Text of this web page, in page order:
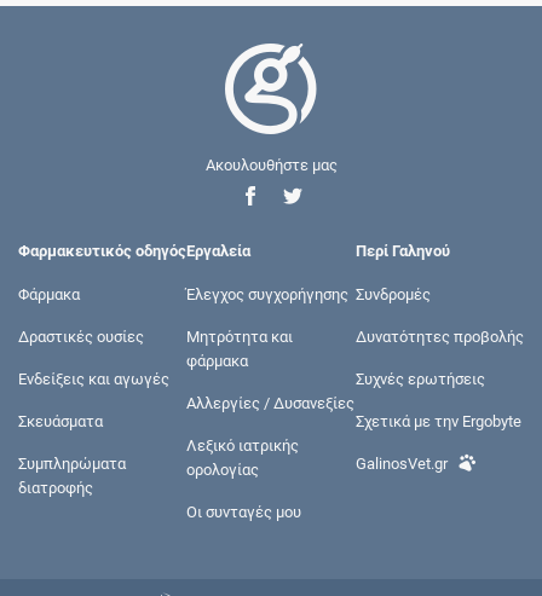
Ακουλουθήστε μας
Φαρμακευτικός οδηγός
Φάρμακα
Δραστικές ουσίες
Ενδείξεις και αγωγές
Σκευάσματα
Συμπληρώματα
διατροφής
Εργαλεία
Έλεγχος συγχορήγησης
Μητρότητα και
φάρμακα
Αλλεργίες / Δυσανεξίες
Λεξικό ιατρικής
ορολογίας
Οι συνταγές μου
Περί Γαληνού
Συνδρομές
Δυνατότητες προβολής
Συχνές ερωτήσεις
Σχετικά με την Ergobyte
GalinosVet.gr